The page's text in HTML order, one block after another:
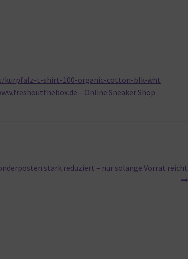
kurpfalz-t-shirt-100-organic-cotton-blk-wht
– Online Sneaker Shop
stark reduziert – nur solange Vorrat reicht